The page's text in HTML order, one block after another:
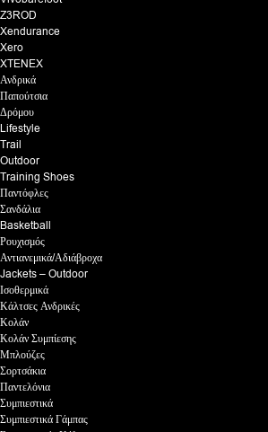
Z3ROD
Xendurance
Xero
XTENEX
Ανδρικά
Παπούτσια
Δρόμου
Lifestyle
Trail
Outdoor
Training Shoes
Παντόφλες
Σανδάλια
Basketball
Ρουχισμός
Αντιανεμικά/Αδιάβροχα
Jackets – Outdoor
Ισοθερμικά
Κάλτσες Ανδρικές
Κολάν
Κολάν Συμπίεσης
Μπλούζες
Σορτσάκια
Παντελόνια
Συμπιεστικά
Συμπιεστικά Γάμπας